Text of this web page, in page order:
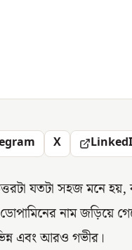
X
যতটা সহজ মনে হয়,
ডোপামিনের নাম জড়িয়ে
এবং আরও গভীর।